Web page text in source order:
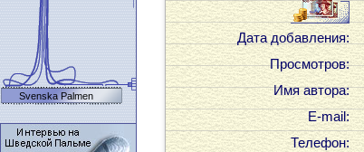
Дата добавления:
Просмотров:
Имя автора:
Е-mail:
Телефон:
Svenska Palmen